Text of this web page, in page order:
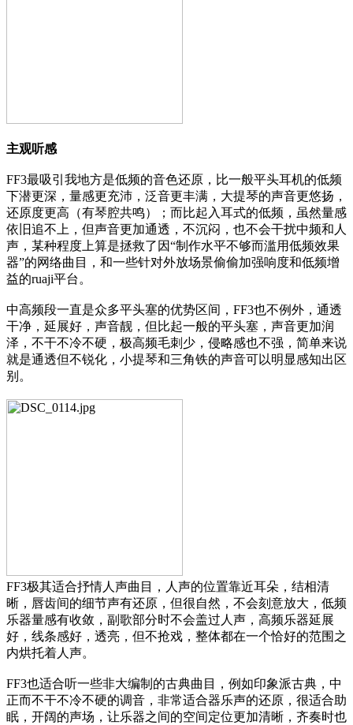
主观听感
FF3最吸引我地方是低频的音色还原，比一般平头耳机的低频
下潜更深，量感更充沛，泛音更丰满，大提琴的声音更悠扬，
还原度更高（有琴腔共鸣）；而比起入耳式的低频，虽然量感
依旧追不上，但声音更加通透，不沉闷，也不会干扰中频和人
声，某种程度上算是拯救了因“制作水平不够而滥用低频效果
器”的网络曲目，和一些针对外放场景偷偷加强响度和低频增
益的ruaji平台。
中高频段一直是众多平头塞的优势区间，FF3也不例外，通透
干净，延展好，声音靓，但比起一般的平头塞，声音更加润
泽，不干不冷不硬，极高频毛刺少，侵略感也不强，简单来说
就是通透但不锐化，小提琴和三角铁的声音可以明显感知出区
别。
FF3极其适合抒情人声曲目，人声的位置靠近耳朵，结相清
晰，唇齿间的细节声有还原，但很自然，不会刻意放大，低频
乐器量感有收敛，副歌部分时不会盖过人声，高频乐器延展
好，线条感好，透亮，但不抢戏，整体都在一个恰好的范围之
内烘托着人声。
FF3也适合听一些非大编制的古典曲目，例如印象派古典，中
正而不干不冷不硬的调音，非常适合器乐声的还原，很适合助
眠，开阔的声场，让乐器之间的空间定位更加清晰，齐奏时也